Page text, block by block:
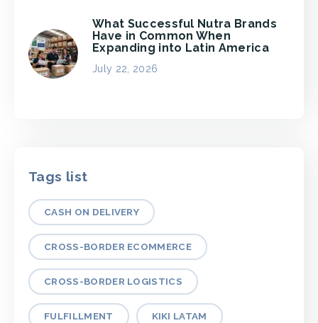
What Successful Nutra Brands
Have in Common When
Expanding into Latin America
July 22, 2026
Tags list
CASH ON DELIVERY
CROSS-BORDER ECOMMERCE
CROSS-BORDER LOGISTICS
FULFILLMENT KIKI LATAM